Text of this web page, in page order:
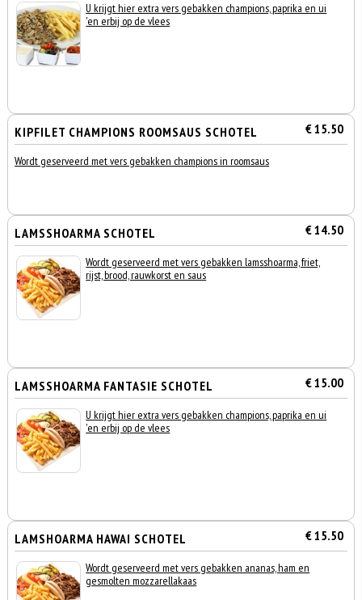
U krijgt hier extra vers gebakken champions, paprika en ui
'en erbij op de vlees
KIPFILET CHAMPIONS ROOMSAUS SCHOTEL € 15.50
Wordt geserveerd met vers gebakken champions in roomsaus
LAMSSHOARMA SCHOTEL € 14.50
Wordt geserveerd met vers gebakken lamsshoarma, friet,
rijst, brood, rauwkorst en saus
LAMSSHOARMA FANTASIE SCHOTEL € 15.00
U krijgt hier extra vers gebakken champions, paprika en ui
'en erbij op de vlees
LAMSHOARMA HAWAI SCHOTEL € 15.50
Wordt geserveerd met vers gebakken ananas, ham en
gesmolten mozzarellakaas